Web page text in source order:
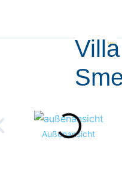
Villa
Außenansicht